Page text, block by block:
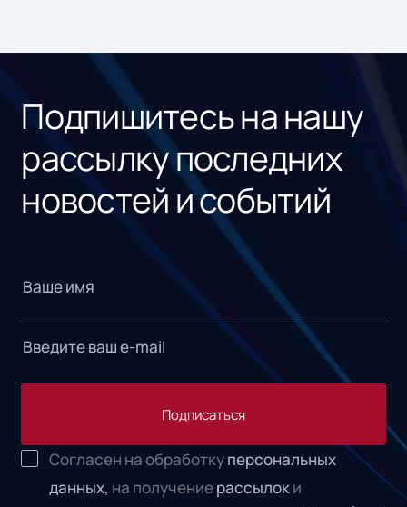
Подпишитесь на нашу
рассылку последних
новостей и событий
Подписаться
Согласен на обработкуперсональных
данных, на получениерассылоки